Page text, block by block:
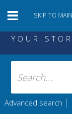
SKIP TO
YOUR
Advanced search |